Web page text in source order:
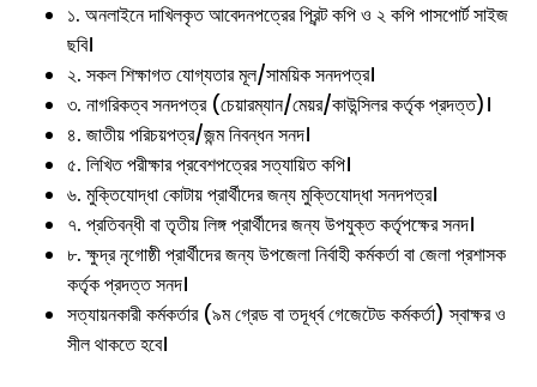
১. অনলাইনে দাখিলকৃত আবেদনপত্রের প্রিন্ট কপি ও ২ কপি পাসপোর্ট সাইজ
ছবি।
২. সকল শিক্ষাগত যোগ্যতার মূল/সাময়িক সনদপত্র।
৩. নাগরিকত্ব সনদপত্র (চেয়ারম্যান/মেয়র/কাউন্সিলর কর্তৃক প্রদত্ত)।
৪. জাতীয় পরিচয়পত্র/জন্ম নিবন্ধন সনদ।
৫. লিখিত পরীক্ষার প্রবেশপত্রের সত্যায়িত কপি।
৬. মুক্তিযোদ্ধা কোটায় প্রার্থীদের জন্য মুক্তিযোদ্ধা সনদপত্র।
৭. প্রতিবন্ধী বা তৃতীয় লিঙ্গ প্রার্থীদের জন্য উপযুক্ত কর্তৃপক্ষের সনদ।
৮. ক্ষুদ্র নৃগোষ্ঠী প্রার্থীদের জন্য উপজেলা নির্বাহী কর্মকর্তা বা জেলা প্রশাসক
কর্তৃক প্রদত্ত সনদ।
সত্যায়নকারী কর্মকর্তার (৯ম গ্রেড বা তদূর্ধ্ব গেজেটেড কর্মকর্তা) স্বাক্ষর ও
সীল থাকতে হবে।